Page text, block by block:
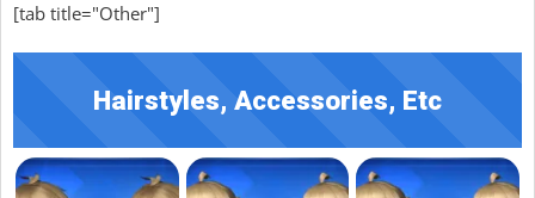
[tab title="Other"]
Hairstyles, Accessories, Etc